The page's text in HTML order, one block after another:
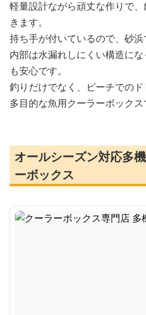
軽量設計ながら頑丈な作りで
きます。
持ち手が付いているので、砂浜
内部は水漏れしにくい構造に
も安心です。
釣りだけでなく、ビーチでの
多目的な魚用クーラーボックス
オールシーズン対応多
ーボックス